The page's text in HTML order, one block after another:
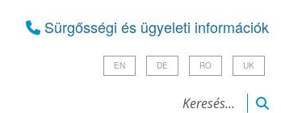
Sürgősségi és ügyeleti információk
EN DE RO UK